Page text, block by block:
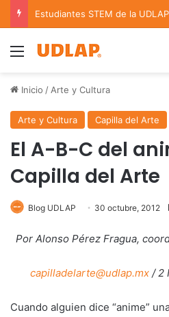
Menu
Inicio / Arte y Cultura
Arte y Cultura Capilla del Arte
El A-B-C del
Capilla del Arte
Blog UDLAP 30 octubre, 2012
Por Alonso Pérez Fragua,
capilladelarte@udlap.mx / 2
Cuando alguien dice “anime”